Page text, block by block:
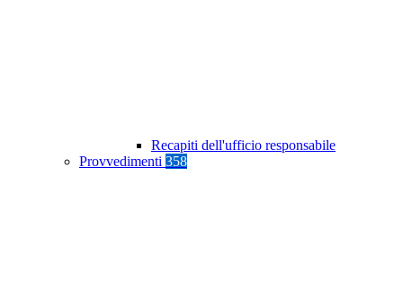
Recapiti dell'ufficio responsabile
Provvedimenti 358